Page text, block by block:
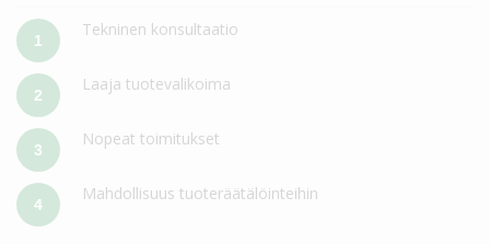
1
Tekninen konsultaatio
2
Laaja tuotevalikoima
3
Nopeat toimitukset
4
Mahdollisuus tuoteräätälöinteihin